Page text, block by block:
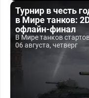
Турнир в честь
в Мире танков:
офлайн-финал
В Мире танков
06 августа, четверг